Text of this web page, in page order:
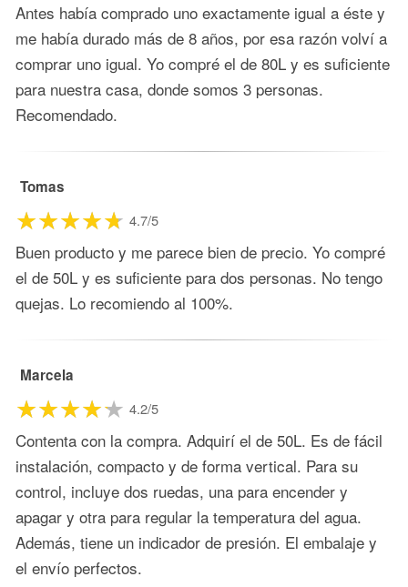
Antes había comprado uno exactamente igual a éste y
me había durado más de 8 años, por esa razón volví a
comprar uno igual. Yo compré el de 80L y es suficiente
para nuestra casa, donde somos 3 personas.
Recomendado.
Tomas
4.7/5
Buen producto y me parece bien de precio. Yo compré
el de 50L y es suficiente para dos personas. No tengo
quejas. Lo recomiendo al 100%.
Marcela
4.2/5
Contenta con la compra. Adquirí el de 50L. Es de fácil
instalación, compacto y de forma vertical. Para su
control, incluye dos ruedas, una para encender y
apagar y otra para regular la temperatura del agua.
Además, tiene un indicador de presión. El embalaje y
el envío perfectos.